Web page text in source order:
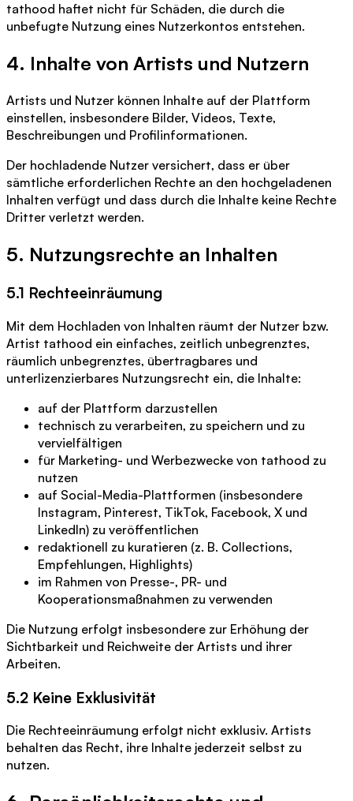
tathood haftet nicht für Schäden, die durch die
unbefugte Nutzung eines Nutzerkontos entstehen.
4. Inhalte von Artists und Nutzern
Artists und Nutzer können Inhalte auf der Plattform
einstellen, insbesondere Bilder, Videos, Texte,
Beschreibungen und Profilinformationen.
Der hochladende Nutzer versichert, dass er über
sämtliche erforderlichen Rechte an den hochgeladenen
Inhalten verfügt und dass durch die Inhalte keine Rechte
Dritter verletzt werden.
5. Nutzungsrechte an Inhalten
5.1 Rechteeinräumung
Mit dem Hochladen von Inhalten räumt der Nutzer bzw.
Artist tathood ein einfaches, zeitlich unbegrenztes,
räumlich unbegrenztes, übertragbares und
unterlizenzierbares Nutzungsrecht ein, die Inhalte:
auf der Plattform darzustellen
technisch zu verarbeiten, zu speichern und zu
vervielfältigen
für Marketing- und Werbezwecke von tathood zu
nutzen
auf Social-Media-Plattformen (insbesondere
Instagram, Pinterest, TikTok, Facebook, X und
LinkedIn) zu veröffentlichen
redaktionell zu kuratieren (z. B. Collections,
Empfehlungen, Highlights)
im Rahmen von Presse-, PR- und
Kooperationsmaßnahmen zu verwenden
Die Nutzung erfolgt insbesondere zur Erhöhung der
Sichtbarkeit und Reichweite der Artists und ihrer
Arbeiten.
5.2 Keine Exklusivität
Die Rechteeinräumung erfolgt nicht exklusiv. Artists
behalten das Recht, ihre Inhalte jederzeit selbst zu
nutzen.